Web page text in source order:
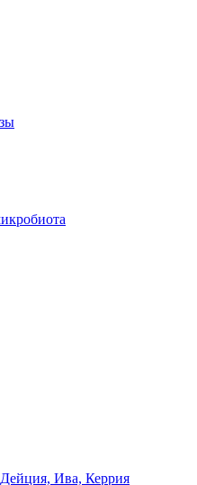
Ива, Керрия